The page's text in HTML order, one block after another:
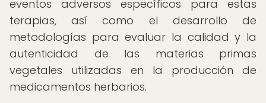
eventos adversos específicos para estas
terapias, así como el desarrollo de
metodologías para evaluar la calidad y la
autenticidad de las materias primas
vegetales utilizadas en la producción de
medicamentos herbarios.